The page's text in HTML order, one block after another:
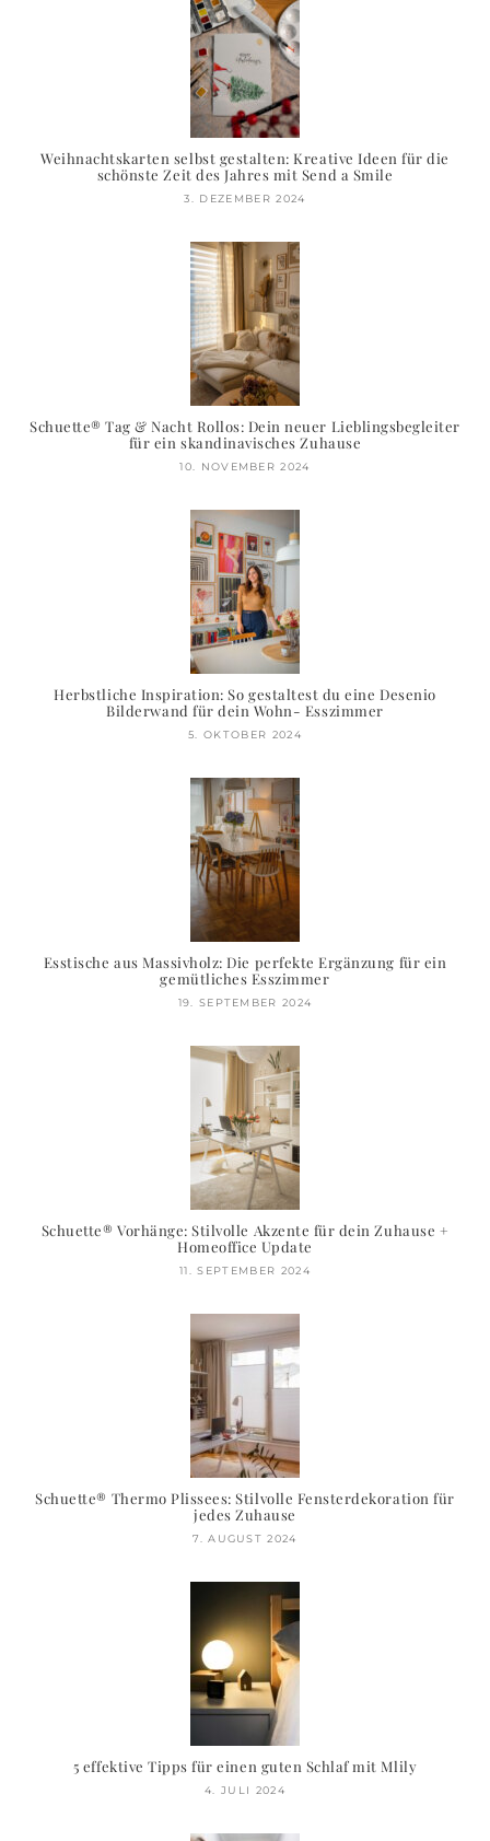
Weihnachtskarten selbst gestalten: Kreative Ideen für die
schönste Zeit des Jahres mit Send a Smile
3. DEZEMBER 2024
Schuette® Tag & Nacht Rollos: Dein neuer Lieblingsbegleiter
für ein skandinavisches Zuhause
10. NOVEMBER 2024
Herbstliche Inspiration: So gestaltest du eine Desenio
Bilderwand für dein Wohn- Esszimmer
5. OKTOBER 2024
Esstische aus Massivholz: Die perfekte Ergänzung für ein
gemütliches Esszimmer
19. SEPTEMBER 2024
Schuette® Vorhänge: Stilvolle Akzente für dein Zuhause +
Homeoffice Update
11. SEPTEMBER 2024
Schuette® Thermo Plissees: Stilvolle Fensterdekoration für
jedes Zuhause
7. AUGUST 2024
5 effektive Tipps für einen guten Schlaf mit Mlily
4. JULI 2024